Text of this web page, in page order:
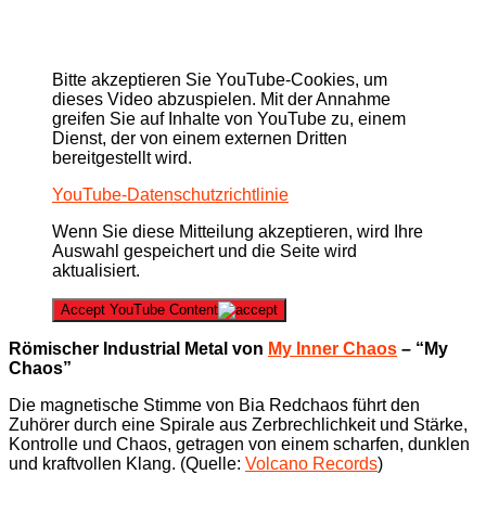
Bitte akzeptieren Sie YouTube-Cookies, um
dieses Video abzuspielen. Mit der Annahme
greifen Sie auf Inhalte von YouTube zu, einem
Dienst, der von einem externen Dritten
bereitgestellt wird.
YouTube-Datenschutzrichtlinie
Wenn Sie diese Mitteilung akzeptieren, wird Ihre
Auswahl gespeichert und die Seite wird
aktualisiert.
Accept YouTube Content
Römischer Industrial Metal von My Inner Chaos – “My
Chaos”
Die magnetische Stimme von Bia Redchaos führt den
Zuhörer durch eine Spirale aus Zerbrechlichkeit und Stärke,
Kontrolle und Chaos, getragen von einem scharfen, dunklen
und kraftvollen Klang. (Quelle: Volcano Records)